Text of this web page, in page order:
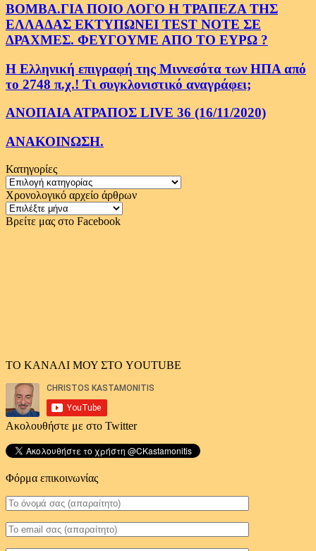
ΒΟΜΒΑ.ΓΙΑ ΠΟΙΟ ΛΟΓΟ Η ΤΡΑΠΕΖΑ ΤΗΣ
ΕΛΛΑΔΑΣ ΕΚΤΥΠΩΝΕΙ TEST NOTE ΣΕ
ΔΡΑΧΜΕΣ. ΦΕΥΓΟΥΜΕ ΑΠΟ ΤΟ ΕΥΡΩ ?
Η Ελληνική επιγραφή της Μιννεσότα των ΗΠΑ από
το 2748 π.χ.! Τι συγκλονιστικό αναγράφει;
ΑΝΟΠΑΙΑ ΑΤΡΑΠΟΣ LIVE 36 (16/11/2020)
ΑΝΑΚΟΙΝΩΣΗ.
Κατηγορίες
Κατηγορίες
Χρονολογικό αρχείο άρθρων
Χρονολογικό
αρχείο
Βρείτε μας στο Facebook
ΤΟ ΚΑΝΑΛΙ ΜΟΥ ΣΤΟ YOUTUBE
Ακολουθήστε με στο Twitter
Φόρμα επικοινωνίας